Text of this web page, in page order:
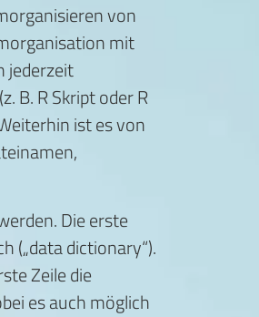
von
mit
jederzeit
B. R Skript oder R
ist es von
Die erste
(„data dictionary“).
Zeile die
es auch möglich